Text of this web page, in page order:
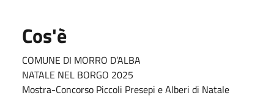
Cos'è
COMUNE DI MORRO D’ALBA
NATALE NEL BORGO 2025
Mostra-Concorso Piccoli Presepi e Alberi di Natale